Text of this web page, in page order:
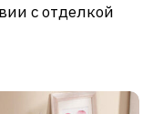
с отделкой